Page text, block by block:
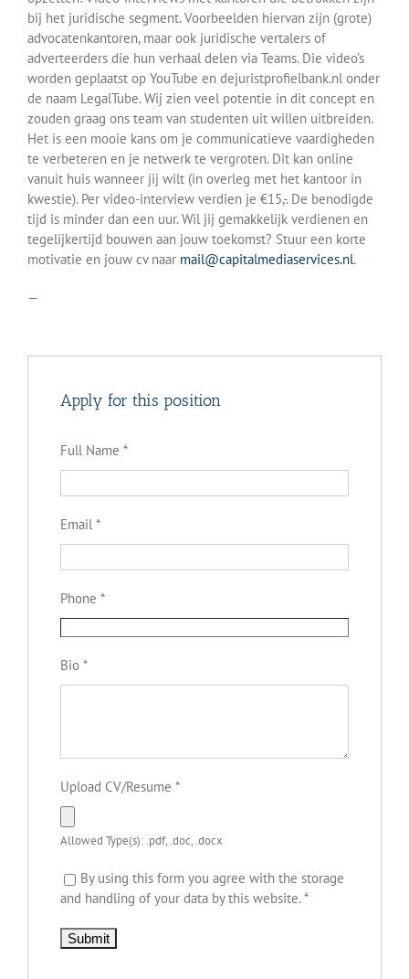
bij het juridische segment. Voorbeelden hiervan zijn (grote)
advocatenkantoren, maar ook juridische vertalers of
adverteerders die hun verhaal delen via Teams. Die video’s
worden geplaatst op YouTube en dejuristprofielbank.nl onder
de naam LegalTube. Wij zien veel potentie in dit concept en
zouden graag ons team van studenten uit willen uitbreiden.
Het is een mooie kans om je communicatieve vaardigheden
te verbeteren en je netwerk te vergroten. Dit kan online
vanuit huis wanneer jij wilt (in overleg met het kantoor in
kwestie). Per video-interview verdien je €15,-. De benodigde
tijd is minder dan een uur. Wil jij gemakkelijk verdienen en
tegelijkertijd bouwen aan jouw toekomst? Stuur een korte
motivatie en jouw cv naar mail@capitalmediaservices.nl.
—
Apply for this position
Full Name *
Email *
Phone *
Bio *
Upload CV/Resume *
Allowed Type(s): .pdf, .doc, .docx
By using this form you agree with the storage
and handling of your data by this website.*